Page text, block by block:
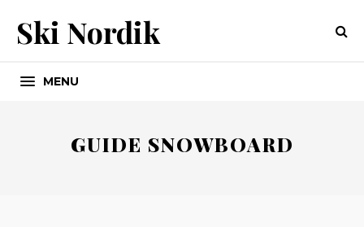
Ski Nordik
MENU
GUIDE SNOWBOARD